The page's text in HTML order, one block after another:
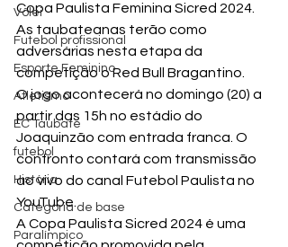
Vôlei
Futebol profissional
Esporte Feminino
Atletismo
EC Taubaté
futebol
História
Categoria de base
Paralímpico
Copa Paulista Feminina Sicred 2024.
As taubateanas terão como
adversárias nesta etapa da
competição o Red Bull Bragantino.
O jogo acontecerá no domingo (20) a
partir das 15h no estádio do
Joaquinzão com entrada franca. O
confronto contará com transmissão
ao vivo do canal Futebol Paulista no
YouTube.
A Copa Paulista Sicred 2024 é uma